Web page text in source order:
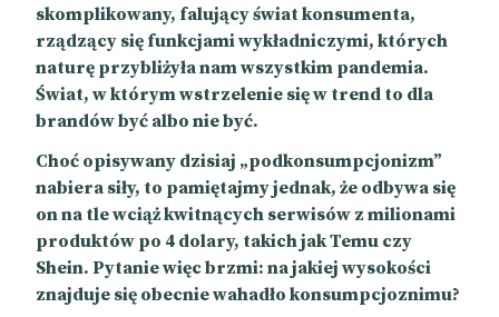
skomplikowany, falujący świat konsumenta,
rządzący się funkcjami wykładniczymi, których
naturę przybliżyła nam wszystkim pandemia.
Świat, w którym wstrzelenie się w trend to dla
brandów być albo nie być.
Choć opisywany dzisiaj „podkonsumpcjonizm”
nabiera siły, to pamiętajmy jednak, że odbywa się
on na tle wciąż kwitnących serwisów z milionami
produktów po 4 dolary, takich jak Temu czy
Shein. Pytanie więc brzmi: na jakiej wysokości
znajduje się obecnie wahadło konsumpcjoznimu?